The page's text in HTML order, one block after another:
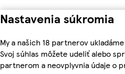
Nastavenia súkromia
My a našich 18 partnerov
Svoj súhlas môžete udeliť alebo
partnerom a neovplyvnia údaje o